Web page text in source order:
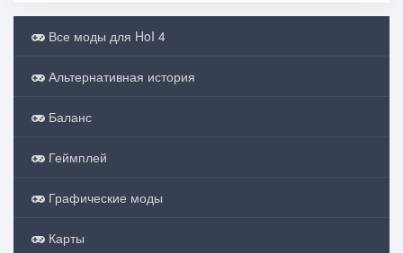
Все моды для HoI 4
Альтернативная история
Баланс
Геймплей
Графические моды
Карты